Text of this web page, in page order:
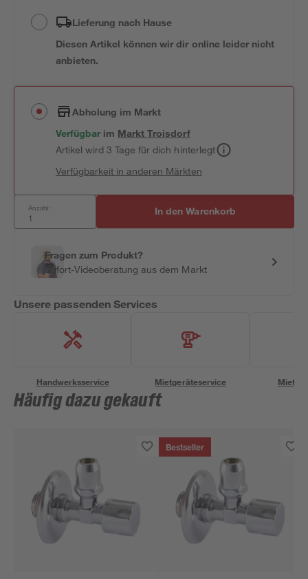
Lieferung nach Hause
Diesen Artikel können wir dir online leider nicht
anbieten.
Abholung im Markt
Verfügbar im MarktTroisdorf
Artikel wird 3 Tage für dich hinterlegt
Verfügbarkeit in anderen Märkten
Anzahl: In den Warenkorb
Fragen zum Produkt?
Sofort-Videoberatung aus dem Markt
Unsere passenden Services
Handwerksservice Mietgeräteservice
Häufig dazu gekauft
Bestseller